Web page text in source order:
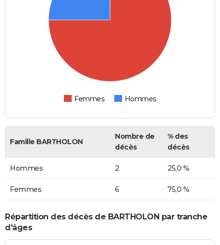
Femmes Hommes
Famille BARTHOLON
Nombre de
décès
% des
décès
Hommes 2 25,0 %
Femmes 6 75,0 %
Répartition des décès de BARTHOLON par tranche
d'âges